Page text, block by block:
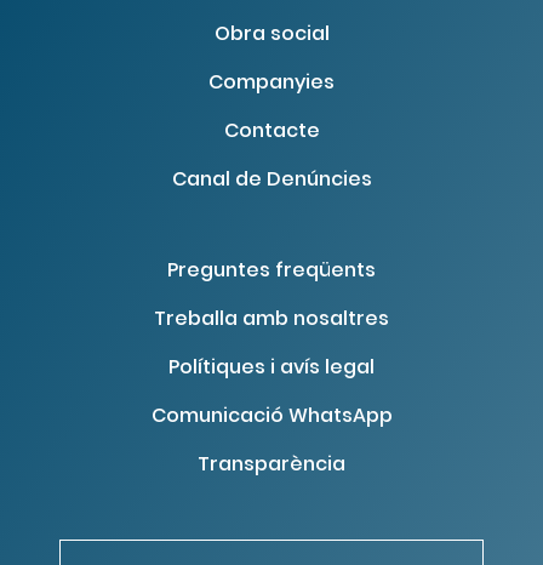
Obra social
Companyies
Contacte
Canal de Denúncies
Preguntes freqüents
Treballa amb nosaltres
Polítiques i avís legal
Comunicació WhatsApp
Transparència